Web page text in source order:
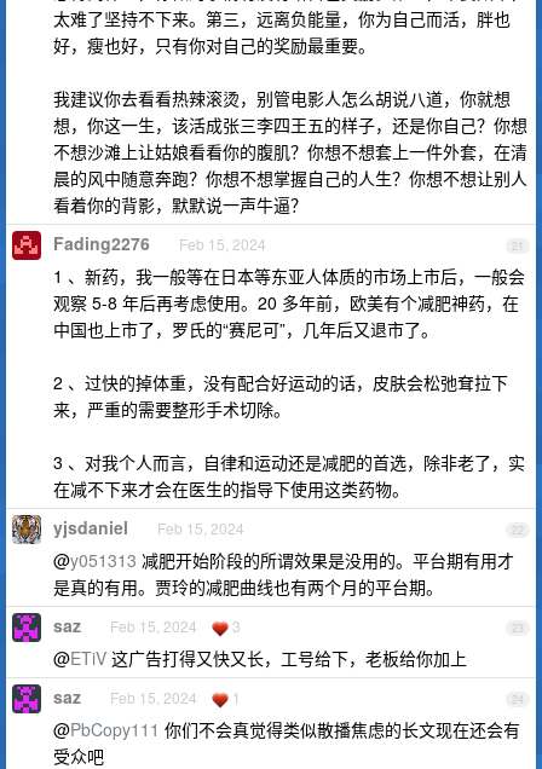
太难了坚持不下来。第三，远离负能量，你为自己而活，胖也
好，瘦也好，只有你对自己的奖励最重要。
我建议你去看看热辣滚烫，别管电影人怎么胡说八道，你就想
想，你这一生，该活成张三李四王五的样子，还是你自己？你想
不想沙滩上让姑娘看看你的腹肌？你想不想套上一件外套，在清
晨的风中随意奔跑？你想不想掌握自己的人生？你想不想让别人
看着你的背影，默默说一声牛逼？
21
Fading2276 Feb 15, 2024
1 、新药，我一般等在日本等东亚人体质的市场上市后，一般会
观察 5-8 年后再考虑使用。20 多年前，欧美有个减肥神药，在
中国也上市了，罗氏的“赛尼可”，几年后又退市了。
2 、过快的掉体重，没有配合好运动的话，皮肤会松弛耷拉下
来，严重的需要整形手术切除。
3 、对我个人而言，自律和运动还是减肥的首选，除非老了，实
在减不下来才会在医生的指导下使用这类药物。
22
yjsdaniel Feb 15, 2024
@y051313 减肥开始阶段的所谓效果是没用的。平台期有用才
是真的有用。贾玲的减肥曲线也有两个月的平台期。
23
saz Feb 15, 2024 3
@ETiV 这广告打得又快又长，工号给下，老板给你加上
24
saz Feb 15, 2024 1
@PbCopy111 你们不会真觉得类似散播焦虑的长文现在还会有
受众吧